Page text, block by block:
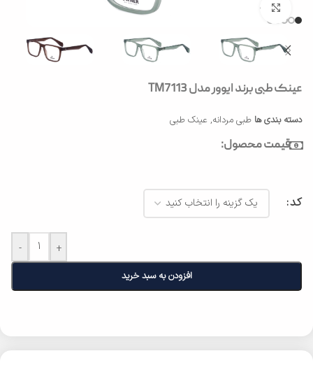
بزرگنمایی تصویر
عینک طبی برند ایوور مدل TM7113
دسته بندی ها طبی مردانه, عینک طبی
قیمت محصول:
کد
- +
افزودن به سبد خرید